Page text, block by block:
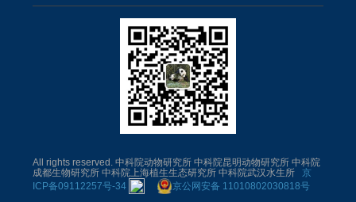
All rights reserved. 中科院动物研究所 中科院昆明动物研究所 中科院
成都生物研究所 中科院上海植生生态研究所 中科院武汉水生所
京
ICP备09112257号-34
京公网安备 11010802030818号